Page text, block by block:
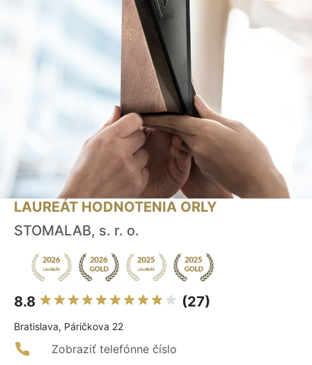
LAUREÁT HODNOTENIA ORLY
STOMALAB, s. r. o.
8.8 (27)
Bratislava, Páričkova 22
Zobraziť telefónne číslo